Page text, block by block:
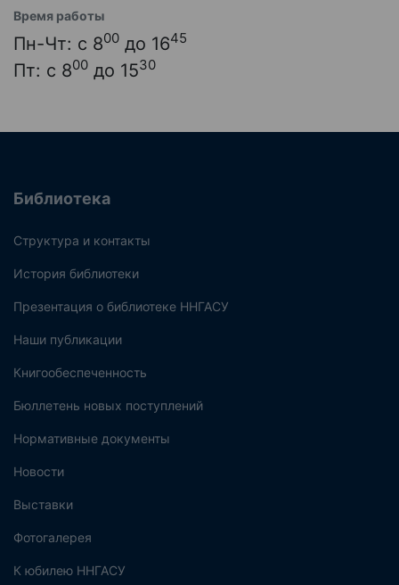
Время работы
Пн-Чт: с 800 до 1645
Пт: с 800 до 1530
Библиотека
Структура и контакты
История библиотеки
Презентация о библиотеке ННГАСУ
Наши публикации
Книгообеспеченность
Бюллетень новых поступлений
Нормативные документы
Новости
Выставки
Фотогалерея
К юбилею ННГАСУ